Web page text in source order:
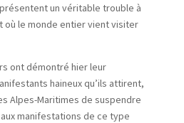
un véritable trouble à
où le monde entier vient visiter
ont démontré hier leur
haineux qu’ils attirent,
Alpes-Maritimes de suspendre
manifestations de ce type